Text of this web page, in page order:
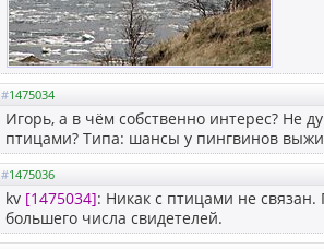
#1475034
Игорь, а в чём собственно интерес? Не
птицами? Типа: шансы у пингвинов
#1475036
kv [1475034]: Никак с птицами не
большего числа свидетелей.